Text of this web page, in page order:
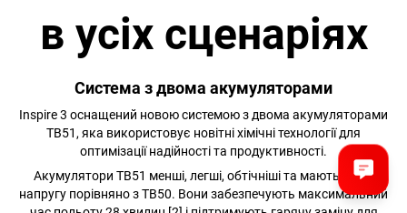
в усіх сценаріях
Система з двома акумуляторами
Inspire 3 оснащений новою системою з двома акумуляторами
TB51, яка використовує новітні хімічні технології для
оптимізації надійності та продуктивності.
Акумулятори TB51 менші, легші, обтічніші та мають вищу
напругу порівняно з TB50. Вони забезпечують максимальний